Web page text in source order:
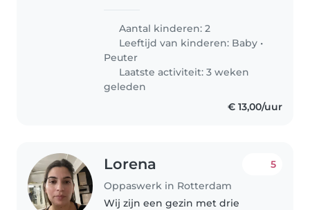
baby en een peuter. Onze
kinderen zijn intelligent, kalm
en vriendelijk. We zijn
geïnteresseerd in..
Aantal kinderen: 2
Leeftijd van kinderen: Baby •
Peuter
Laatste activiteit: 3 weken
geleden
€ 13,00/uur
Lorena
Oppaswerk in Rotterdam
5
Wij zijn een gezin met drie